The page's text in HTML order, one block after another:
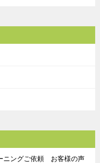
ニングご依頼 お客様の声